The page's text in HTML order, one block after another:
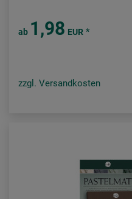
ab 1,98 EUR *
zzgl. Versandkosten